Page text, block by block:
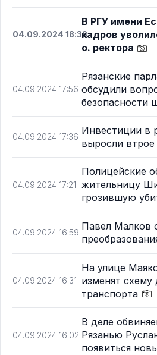
04.09.2024 18:38
В РГУ имени
кадров
о. ректора
04.09.2024 17:56
Рязанские
обсудили
безопасности
04.09.2024 17:36
Инвестиции в
выросли втрое
04.09.2024 17:21
Полицейские
жительницу
грозившую
04.09.2024 16:59
Павел Малков
04.09.2024 16:31
На улице
изменят
транспорта
04.09.2024 16:02
В деле
Рязанью
появиться